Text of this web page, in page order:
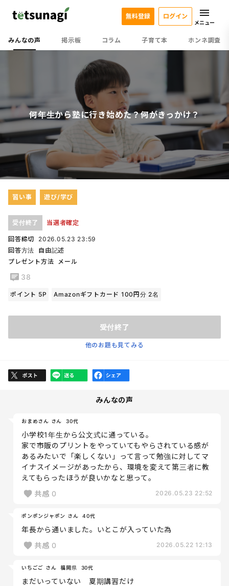
みんなの声 掲示板 コラム 子育て本 ホンネ調査
無料登録 ログイン
メニュー
何年生から塾に行き始めた？何がきっかけ？
習い事 遊び/学び
受付終了 当選者確定
回答締切
2026.05.23 23:59
回答方法
自由記述
プレゼント方法
メール
38
ポイント 5P Amazonギフトカード 100円分 2名
受付終了
他のお題も見てみる
みんなの声
おまめさん さん 30代
小学校1年生から公文式に通っている。
家で市販のプリントをやっていてもやらされている感が
あるみたいで「楽しくない」って言って勉強に対してマ
イナスイメージがあったから、環境を変えて第三者に教
えてもらったほうが良いかなと思って。
共感 0 2026.05.23 22:52
ポンポンジャポン さん 40代
年長から通いました。いとこが入っていた為
共感 0 2026.05.22 12:13
いちごご さん 福岡県 30代
まだいっていない 夏期講習だけ